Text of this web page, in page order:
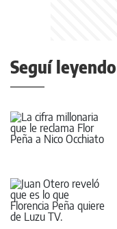
Seguí leyendo